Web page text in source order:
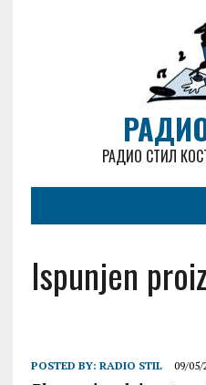
РАДИО СТИЛ
Ispunjen
POSTED BY: RADIO STIL 09/05/